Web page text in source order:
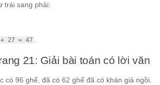
trái sang phải:
27 = 47 .
21: Giải bài toán có lời văn
có 96 ghế, đã có 62 ghế đã có khán giả ngồi.